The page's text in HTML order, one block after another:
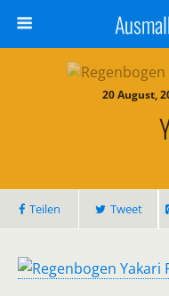
20 August,
Teilen Tweet